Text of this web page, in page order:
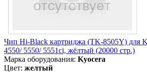
Чип Hi-Black картриджа (TK-8505Y) для
4550/ 5550/ 5551ci, жёлтый (20000 стр.)
Марка оборудования: Kyocera
Цвет: желтый